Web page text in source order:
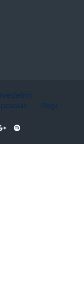
Régi